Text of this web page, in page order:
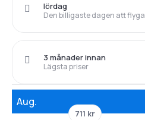
Den billigaste dagen att flyga
lördag
Lägsta priser
3 månader innan
Aug.
711 kr